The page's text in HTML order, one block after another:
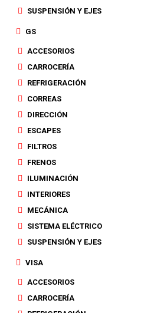
SUSPENSIÓN Y EJES
GS
ACCESORIOS
CARROCERÍA
REFRIGERACIÓN
CORREAS
DIRECCIÓN
ESCAPES
FILTROS
FRENOS
ILUMINACIÓN
INTERIORES
MECÁNICA
SISTEMA ELÉCTRICO
SUSPENSIÓN Y EJES
VISA
ACCESORIOS
CARROCERÍA